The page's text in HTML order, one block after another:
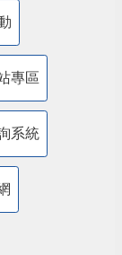
專區
系統